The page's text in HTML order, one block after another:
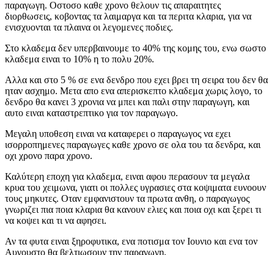
παραγωγη. Οστοσο καθε χρονο θελουν τις απαραιτητες
διορθωσεις, κοβοντας τα λαιμαργα και τα περιτα κλαρια, για να
ενισχυονται τα πλαινα οι λεγομενες ποδιες.
Στο κλαδεμα δεν υπερβαινουμε το 40% της κομης του, ενω σωστο
κλαδεμα ειναι το 10% η το πολυ 20%.
Αλλα και στο 5 % σε ενα δενδρο που εχει βρει τη σειρα του δεν θα
ηταν ασχημο. Μετα απο ενα απερισκεπτο κλαδεμα χωρις λογο, το
δενδρο θα κανει 3 χρονια να μπει και παλι στην παραγωγη, και
αυτο ειναι καταστρεπτικο για τον παραγωγο.
Μεγαλη υποθεση ειναι να καταφερει ο παραγωγος να εχει
ισορροπημενες παραγωγες καθε χρονο σε ολα του τα δενδρα, και
οχι χρονο παρα χρονο.
Καλύτερη εποχη για κλαδεμα, ειναι αφου περασουν τα μεγαλα
κρυα του χειμωνα, γιατι οι πολλες υγρασιες στα κοψιματα ευνοουν
τους μηκυτες. Οταν εμφανιστουν τα πρωτα ανθη, ο παραγωγος
γνωριζει πια ποια κλαρια θα κανουν ελιες και ποια οχι και ξερει τι
να κοψει και τι να αφησει.
Αν τα φυτα ειναι ξηροφυτικα, ενα ποτισμα τον Ιουνιο και ενα τον
Αυγουστο θα βελτιωσουν την παραγωγη.